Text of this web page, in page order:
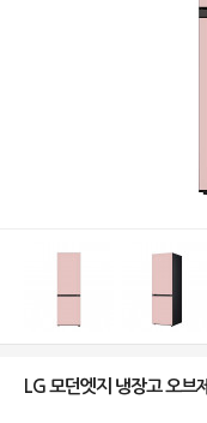
LG 모던엣지 냉장고 오브